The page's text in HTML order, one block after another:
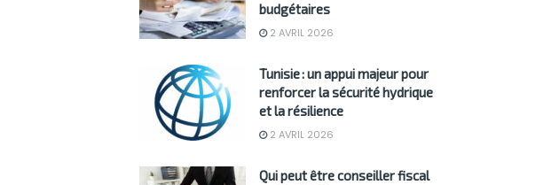
budgétaires
2 AVRIL 2026
Tunisie : un appui majeur pour
renforcer la sécurité hydrique
et la résilience
2 AVRIL 2026
Qui peut être conseiller fiscal